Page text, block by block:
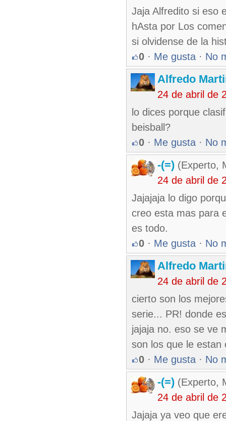
Jaja Alfredito si eso
hAsta por Los
si olvidense de la
0 · Me gusta · No
Alfredo
24 de abril de
lo dices porque
beisball?
0 · Me gusta · No
-(=) (Experto,
24 de abril de
Jajajaja lo digo
creo esta mas para
es todo.
0 · Me gusta · No
Alfredo
24 de abril de
cierto son los
serie... PR! donde
jajaja no. eso se ve
son los que le estan
0 · Me gusta · No
-(=) (Experto,
24 de abril de
Jajaja ya veo que